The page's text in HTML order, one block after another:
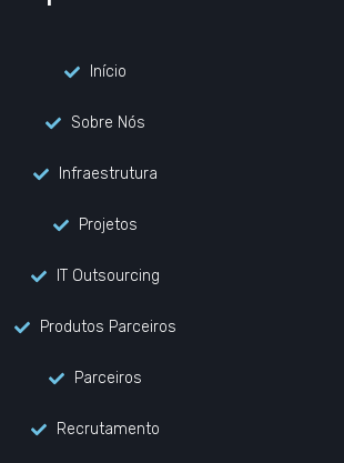
Início
Sobre Nós
Infraestrutura
Projetos
IT Outsourcing
Produtos Parceiros
Parceiros
Recrutamento